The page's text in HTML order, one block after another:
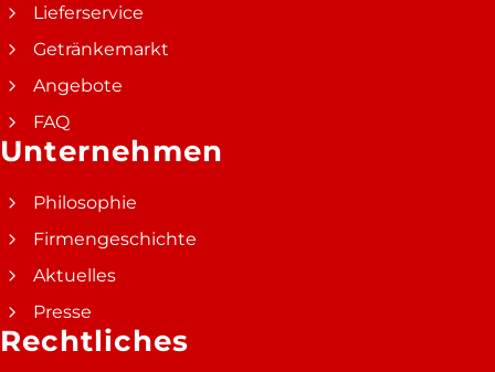
Lieferservice
Getränkemarkt
Angebote
FAQ
Unternehmen
Philosophie
Firmengeschichte
Aktuelles
Presse
Rechtliches